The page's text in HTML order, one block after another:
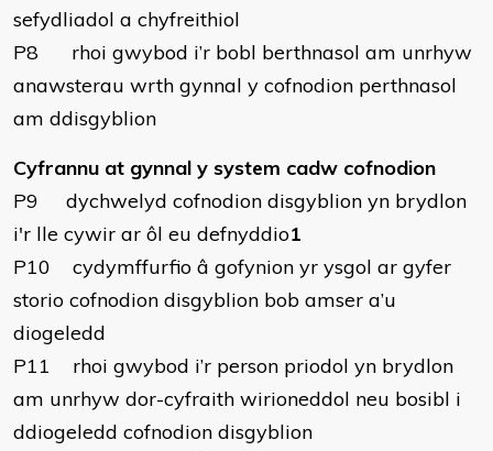
sefydliadol a chyfreithiol
P8 rhoi gwybod i’r bobl berthnasol am unrhyw
anawsterau wrth gynnal y cofnodion perthnasol
am ddisgyblion
Cyfrannu at gynnal y system cadw cofnodion
P9 dychwelyd cofnodion disgyblion yn brydlon
i'r lle cywir ar ôl eu defnyddio1
P10 cydymffurfio â gofynion yr ysgol ar gyfer
storio cofnodion disgyblion bob amser a’u
diogeledd
P11 rhoi gwybod i’r person priodol yn brydlon
am unrhyw dor-cyfraith wirioneddol neu bosibl i
ddiogeledd cofnodion disgyblion